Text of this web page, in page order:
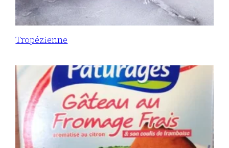
Tropézienne